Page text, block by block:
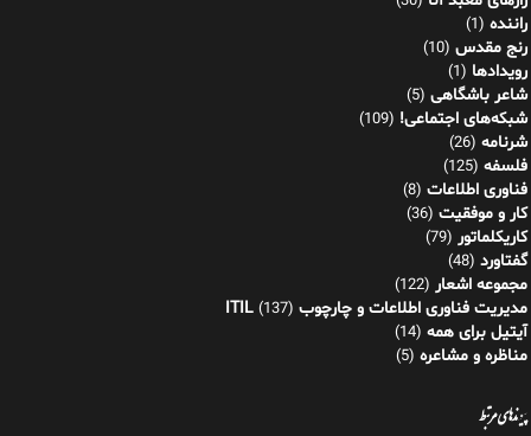
راننده (1)
رنج مقدس (10)
رویدادها (1)
شاعر باشگاهی (5)
شبکه‌های اجتماعی! (109)
شرنامه (26)
فلسفه (125)
فناوری اطلاعات (8)
کار و موفقیت (36)
کاریکلماتور (79)
گفتاورد (48)
مجموعه اشعار (122)
مدیریت فناوری اطلاعات و چارچوب ITIL (137)
آیتیل برای همه (14)
مناظره و مشاعره (5)
پیوندهای مرتبط